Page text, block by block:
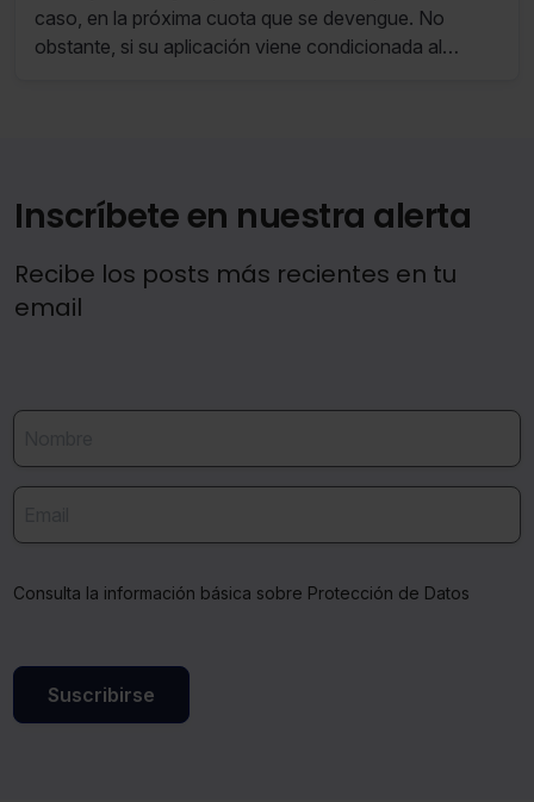
caso, en la próxima cuota que se devengue. No
obstante, si su aplicación viene condicionada al
Inscríbete en nuestra alerta
Recibe los posts más recientes en tu
email
Consulta la información básica sobre Protección de Datos
Suscribirse